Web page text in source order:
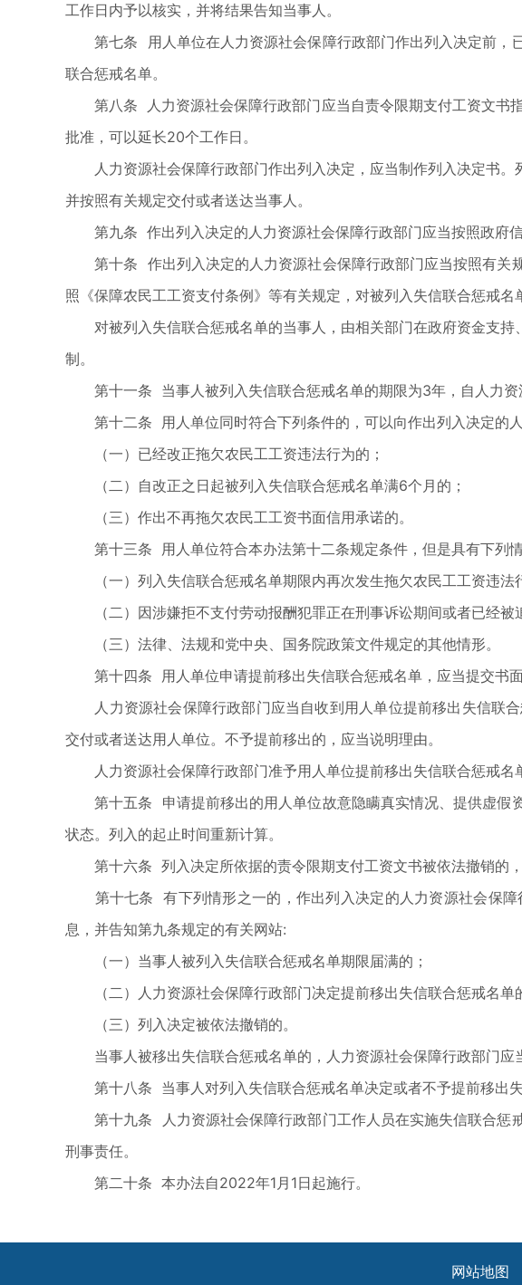
工作日内予以核实，并将结果告知当事人。
第七条 用人单位在人力资源社会保障行政部门作出列入决定前，
联合惩戒名单。
第八条 人力资源社会保障行政部门应当自责令限期支付工资文书
批准，可以延长20个工作日。
人力资源社会保障行政部门作出列入决定，应当制作列入决定书。
并按照有关规定交付或者送达当事人。
第九条 作出列入决定的人力资源社会保障行政部门应当按照政府信
第十条 作出列入决定的人力资源社会保障行政部门应当按照有关
照《保障农民工工资支付条例》等有关规定，对被列入失信联合惩戒名
对被列入失信联合惩戒名单的当事人，由相关部门在政府资金支持
制。
第十一条 当事人被列入失信联合惩戒名单的期限为3年，自人力资
第十二条 用人单位同时符合下列条件的，可以向作出列入决定的人
（一）已经改正拖欠农民工工资违法行为的；
（二）自改正之日起被列入失信联合惩戒名单满6个月的；
（三）作出不再拖欠农民工工资书面信用承诺的。
第十三条 用人单位符合本办法第十二条规定条件，但是具有下列情
（一）列入失信联合惩戒名单期限内再次发生拖欠农民工工资违法
（二）因涉嫌拒不支付劳动报酬犯罪正在刑事诉讼期间或者已经被
（三）法律、法规和党中央、国务院政策文件规定的其他情形。
第十四条 用人单位申请提前移出失信联合惩戒名单，应当提交书面
人力资源社会保障行政部门应当自收到用人单位提前移出失信联合
交付或者送达用人单位。不予提前移出的，应当说明理由。
人力资源社会保障行政部门准予用人单位提前移出失信联合惩戒名
第十五条 申请提前移出的用人单位故意隐瞒真实情况、提供虚假
状态。列入的起止时间重新计算。
第十六条 列入决定所依据的责令限期支付工资文书被依法撤销的，
第十七条 有下列情形之一的，作出列入决定的人力资源社会保障
息，并告知第九条规定的有关网站:
（一）当事人被列入失信联合惩戒名单期限届满的；
（二）人力资源社会保障行政部门决定提前移出失信联合惩戒名单
（三）列入决定被依法撤销的。
当事人被移出失信联合惩戒名单的，人力资源社会保障行政部门应
第十八条 当事人对列入失信联合惩戒名单决定或者不予提前移出失
第十九条 人力资源社会保障行政部门工作人员在实施失信联合惩
刑事责任。
第二十条 本办法自2022年1月1日起施行。
网站地图